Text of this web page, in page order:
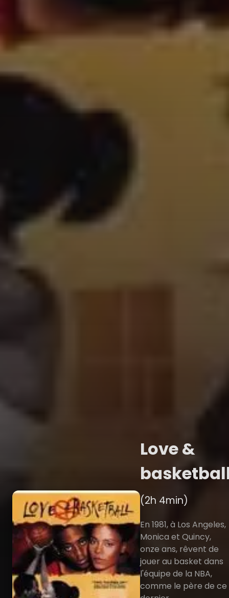
Love &
(2h 4min)
En 1981, à Los Angeles,
Monica et Quincy,
onze ans, rêvent de
jouer au basket dans
l'équipe de la NBA,
comme le père de ce